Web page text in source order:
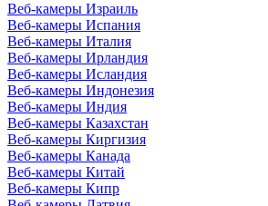
Веб-камеры Израиль
Веб-камеры Испания
Веб-камеры Италия
Веб-камеры Ирландия
Веб-камеры Исландия
Веб-камеры Индонезия
Веб-камеры Индия
Веб-камеры Казахстан
Веб-камеры Киргизия
Веб-камеры Канада
Веб-камеры Китай
Веб-камеры Кипр